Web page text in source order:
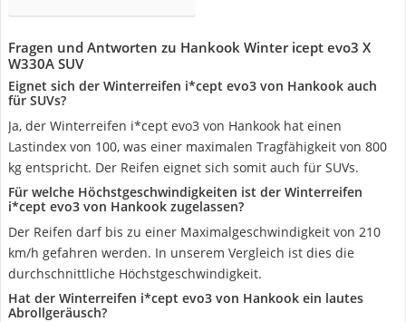
Fragen und Antworten zu Hankook Winter icept evo3 X
W330A SUV
Eignet sich der Winterreifen i*cept evo3 von Hankook auch
für SUVs?
Ja, der Winterreifen i*cept evo3 von Hankook hat einen
Lastindex von 100, was einer maximalen Tragfähigkeit von 800
kg entspricht. Der Reifen eignet sich somit auch für SUVs.
Für welche Höchstgeschwindigkeiten ist der Winterreifen
i*cept evo3 von Hankook zugelassen?
Der Reifen darf bis zu einer Maximalgeschwindigkeit von 210
km/h gefahren werden. In unserem Vergleich ist dies die
durchschnittliche Höchstgeschwindigkeit.
Hat der Winterreifen i*cept evo3 von Hankook ein lautes
Abrollgeräusch?